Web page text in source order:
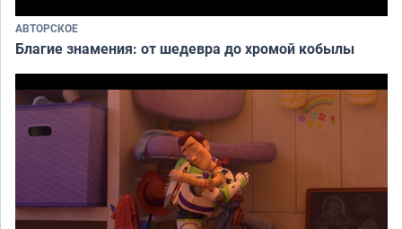
АВТОРСКОЕ
Благие знамения: от шедевра до хромой кобылы